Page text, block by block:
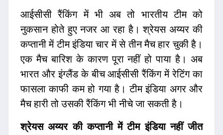
आईसीसी रैंकिंग में भी अब तो भारतीय टीम को
नुकसान होते हुए नजर आ रहा है। श्रेयस अय्यर की
कप्तानी में टीम इंडिया चार में से तीन मैच हार चुकी है।
एक मैच बारिश के कारण पूरा नहीं हो पाया है। अब
भारत और इंग्लैंड के बीच आईसीसी रैंकिंग में रेटिंग का
फासला काफी कम हो गया है। टीम इंडिया अगर और
मैच हारी तो उसकी रैंकिंग भी नीचे जा सकती है।
श्रेयस अय्यर की कप्तानी में टीम इंडिया नहीं जीत